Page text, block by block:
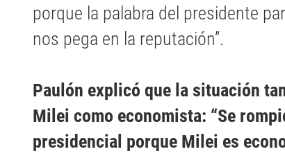
porque la palabra del presidente
nos pega en la reputación”.
Paulón explicó que la situación
Milei como economista: “Se
presidencial porque Milei es